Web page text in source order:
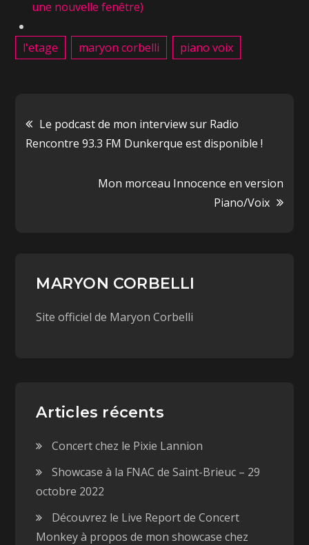
une nouvelle fenêtre)
l'etage maryon corbelli piano voix
Le podcast de mon interview sur Radio
Rencontre 93.3 FM Dunkerque est disponible !
Mon morceau Innocence en version
Piano/Voix
MARYON CORBELLI
Site officiel de Maryon Corbelli
Articles récents
Concert chez le Pixie Lannion
Showcase à la FNAC de Saint-Brieuc – 29
octobre 2022
Découvrez le Live Report de Concert
Monkey à propos de mon showcase chez